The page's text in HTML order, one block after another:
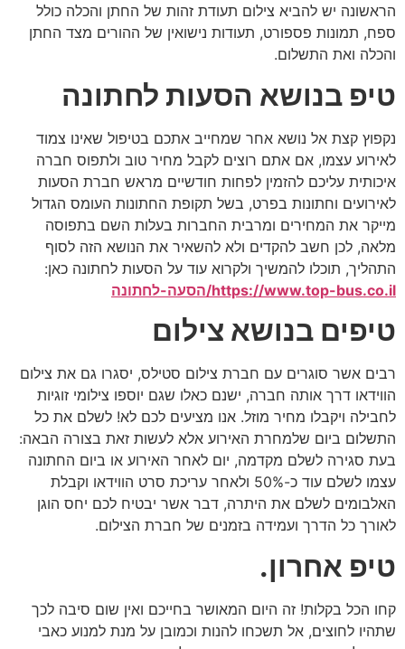
הראשונה יש להביא צילום תעודת זהות של החתן והכלה כולל
ספח, תמונות פספורט, תעודות נישואין של ההורים מצד החתן
והכלה ואת התשלום.
טיפ בנושא הסעות לחתונה
נקפוץ קצת אל נושא אחר שמחייב אתכם בטיפול שאינו צמוד
לאירוע עצמו, אם אתם רוצים לקבל מחיר טוב ולתפוס חברה
איכותית עליכם להזמין לפחות חודשיים מראש חברת הסעות
לאירועים וחתונות בפרט, בשל תקופת החתונות העומס הגדול
מייקר את המחירים ומרבית החברות בעלות השם בתפוסה
מלאה, לכן חשב להקדים ולא להשאיר את הנושא הזה לסוף
התהליך, תוכלו להמשיך ולקרוא עוד על הסעות לחתונה כאן:
https://www.top-bus.co.il/הסעה-לחתונה
טיפים בנושא צילום
רבים אשר סוגרים עם חברת צילום סטילס, יסגרו גם את צילום
הווידאו דרך אותה חברה, ישנם כאלו שגם יוספו צילומי זוגיות
לחבילה ויקבלו מחיר מוזל. אנו מציעים לכם לא! לשלם את כל
התשלום ביום שלמחרת האירוע אלא לעשות זאת בצורה הבאה:
בעת סגירה לשלם מקדמה, יום לאחר האירוע או ביום החתונה
עצמו לשלם עוד כ-50% ולאחר עריכת סרט הווידאו וקבלת
האלבומים לשלם את היתרה, דבר אשר יבטיח לכם יחס הוגן
לאורך כל הדרך ועמידה בזמנים של חברת הצילום.
טיפ אחרון.
קחו הכל בקלות! זה היום המאושר בחייכם ואין שום סיבה לכך
שתהיו לחוצים, אל תשכחו להנות וכמובן על מנת למנוע כאבי